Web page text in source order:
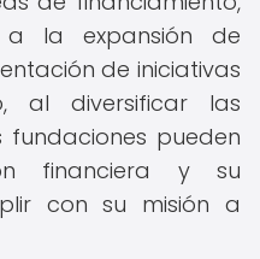
la expansión de
de iniciativas
al diversificar las
fundaciones pueden
financiera y su
con su misión a